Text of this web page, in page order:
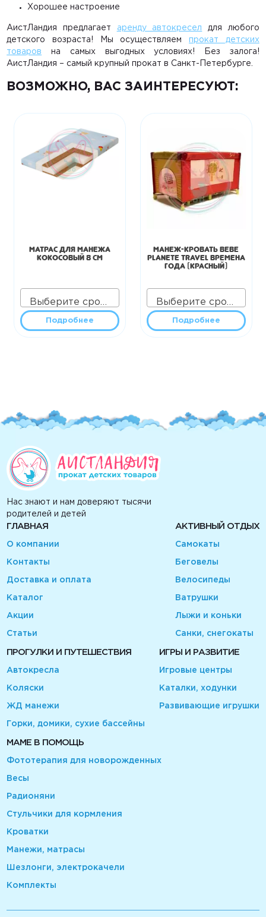
Хорошее настроение
АистЛандия предлагает аренду автокресел
для любого
детского возраста! Мы осуществляем прокат детских
товаров
на самых выгодных условиях! Без залога!
АистЛандия – самый крупный прокат в Санкт-Петербурге.
ВОЗМОЖНО, ВАС ЗАИНТЕРЕСУЮТ:
Матрас для манежа
кокосовый 8 см
Выберите срок аренды
Подробнее
Манеж-кровать Bebe
Planete travel Времена
года (красный)
Выберите срок аренды
Подробнее
Нас знают и нам доверяют тысячи
родителей и детей
ГЛАВНАЯ
О компании
Контакты
Доставка и оплата
Каталог
Акции
Статьи
АКТИВНЫЙ ОТДЫХ
Самокаты
Беговелы
Велосипеды
Ватрушки
Лыжи и коньки
Санки, снегокаты
ПРОГУЛКИ И ПУТЕШЕСТВИЯ
Автокресла
Коляски
ЖД манежи
Горки, домики, сухие бассейны
ИГРЫ И РАЗВИТИЕ
Игровые центры
Каталки, ходунки
Развивающие игрушки
МАМЕ В ПОМОЩЬ
Фототерапия для новорожденных
Весы
Радионяни
Стульчики для кормления
Кроватки
Манежи, матрасы
Шезлонги, электрокачели
Комплекты